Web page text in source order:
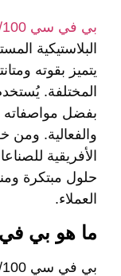
بي في سي 90/100
البلاستيكية
يتميز بقوته
المختلفة.
بفضل مواصفاته
والفعالية. ومن
الأفريقية
حلول مبتكرة
العملاء.
ما هو بي في سي 90/